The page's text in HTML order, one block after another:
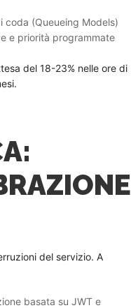
(Queueing Models)
e priorità programmate
del 18-23% nelle ore di
del servizio. A
basata su JWT e